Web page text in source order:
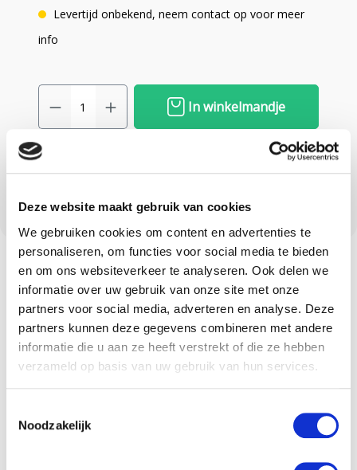
Deze website maakt gebruik van cookies
We gebruiken cookies om content en advertenties te
personaliseren, om functies voor social media te bieden
en om ons websiteverkeer te analyseren. Ook delen we
informatie over uw gebruik van onze site met onze
partners voor social media, adverteren en analyse. Deze
partners kunnen deze gegevens combineren met andere
informatie die u aan ze heeft verstrekt of die ze hebben
verzameld op basis van uw gebruik van hun services.
Noodzakelijk
Levertijd onbekend, neem contact op voor meer
info
In winkelmandje
Omschrijving
Omschrijving
stainless